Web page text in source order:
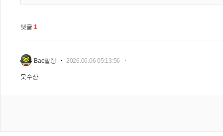
댓글 1
Bae말랭 2026.06.06 05:13:56
뭇수산